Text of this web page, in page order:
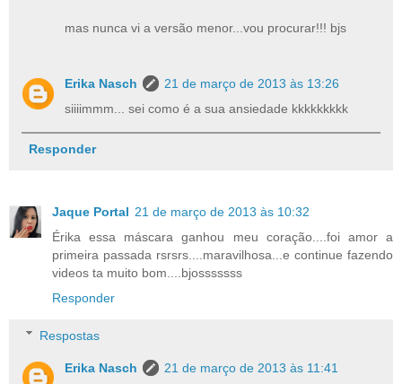
mas nunca vi a versão menor...vou procurar!!! bjs
Erika Nasch
21 de março de 2013 às 13:26
siiiimmm... sei como é a sua ansiedade kkkkkkkkk
Responder
Jaque Portal 21 de março de 2013 às 10:32
Érika essa máscara ganhou meu coração....foi amor a
primeira passada rsrsrs....maravilhosa...e continue fazendo
videos ta muito bom....bjosssssss
Responder
Respostas
Erika Nasch
21 de março de 2013 às 11:41